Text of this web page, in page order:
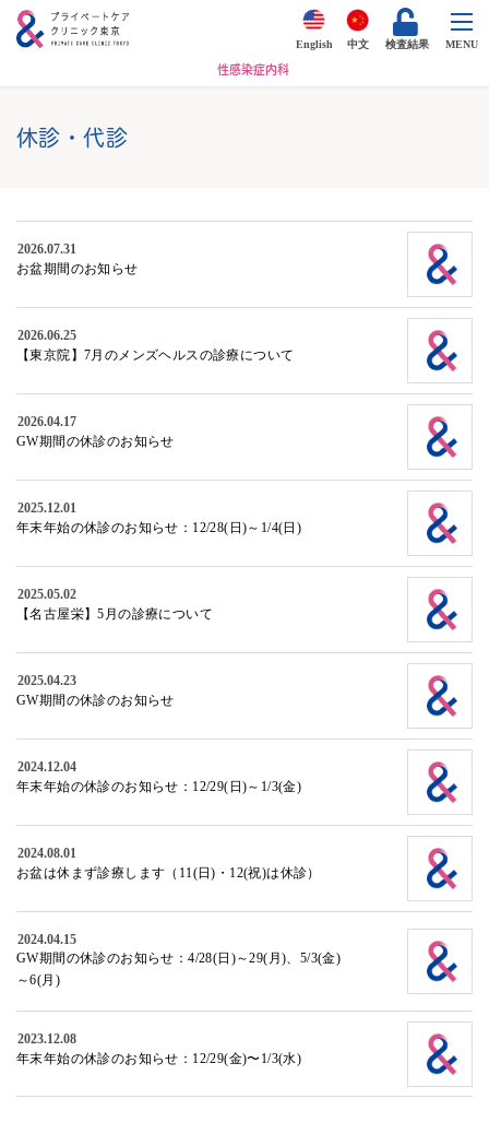
English 中文 検査結果 MENU
性感染症内科
休診・代診
2026.07.31
お盆期間のお知らせ
2026.06.25
【東京院】7月のメンズヘルスの診療について
2026.04.17
GW期間の休診のお知らせ
2025.12.01
年末年始の休診のお知らせ：12/28(日)～1/4(日)
2025.05.02
【名古屋栄】5月の診療について
2025.04.23
GW期間の休診のお知らせ
2024.12.04
年末年始の休診のお知らせ：12/29(日)～1/3(金)
2024.08.01
お盆は休まず診療します（11(日)・12(祝)は休診）
2024.04.15
GW期間の休診のお知らせ：4/28(日)～29(月)、5/3(金)
～6(月)
2023.12.08
年末年始の休診のお知らせ：12/29(⾦)〜1/3(⽔)